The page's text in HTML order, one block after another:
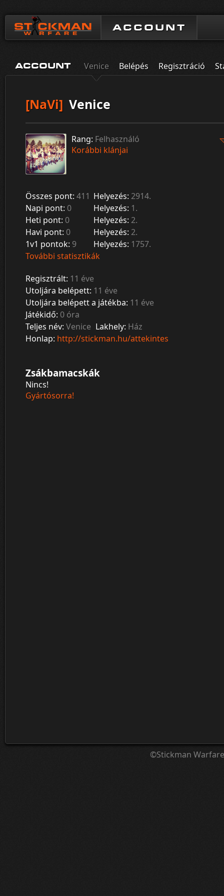
ACCOUNT
ACCOUNT Venice Belépés Regisztráció
[NaVi] Venice
Rang: Felhasználó
Korábbi klánjai
Összes pont: 411 Helyezés: 2914.
Napi pont: 0 Helyezés: 1.
Heti pont: 0 Helyezés: 2.
Havi pont: 0 Helyezés: 2.
1v1 pontok: 9 Helyezés: 1757.
További statisztikák
Regisztrált: 11 éve
Utoljára belépett: 11 éve
Utoljára belépett a játékba: 11 éve
Játékidő: 0 óra
Teljes név: Venice Lakhely: Ház
Honlap: http://stickman.hu/attekintes
Zsákbamacskák
Nincs!
Gyártósorra!
©Stickman Warfare